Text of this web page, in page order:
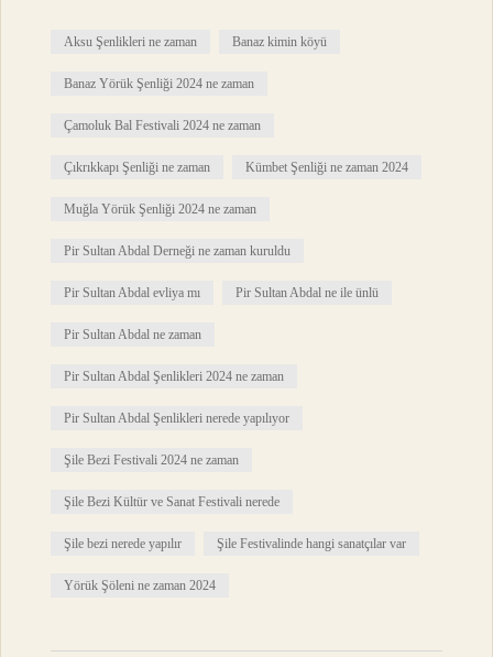
Aksu Şenlikleri ne zaman Banaz kimin köyü
Banaz Yörük Şenliği 2024 ne zaman
Çamoluk Bal Festivali 2024 ne zaman
Çıkrıkkapı Şenliği ne zaman Kümbet Şenliği ne zaman 2024
Muğla Yörük Şenliği 2024 ne zaman
Pir Sultan Abdal Derneği ne zaman kuruldu
Pir Sultan Abdal evliya mı Pir Sultan Abdal ne ile ünlü
Pir Sultan Abdal ne zaman
Pir Sultan Abdal Şenlikleri 2024 ne zaman
Pir Sultan Abdal Şenlikleri nerede yapılıyor
Şile Bezi Festivali 2024 ne zaman
Şile Bezi Kültür ve Sanat Festivali nerede
Şile bezi nerede yapılır Şile Festivalinde hangi sanatçılar var
Yörük Şöleni ne zaman 2024